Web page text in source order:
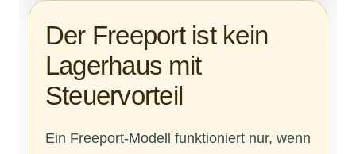
Der Freeport ist kein
Lagerhaus mit
Steuervorteil
Ein Freeport-Modell funktioniert nur, wenn